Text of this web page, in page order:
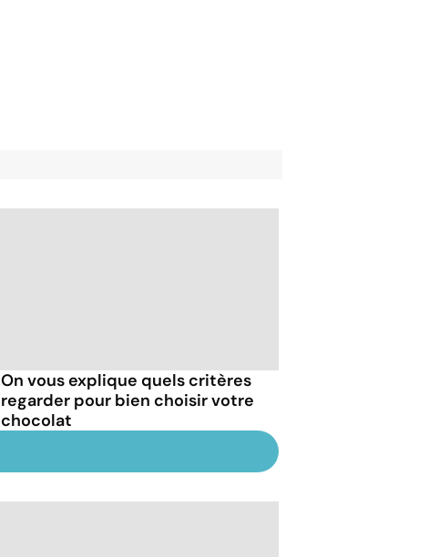
On vous explique quels critères
regarder pour bien choisir votre
chocolat